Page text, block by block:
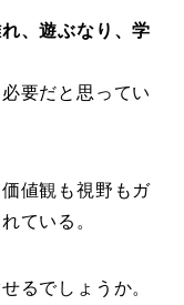
、遊ぶなり、学
要だと思ってい
値観も視野もガ
ている。
るでしょうか。